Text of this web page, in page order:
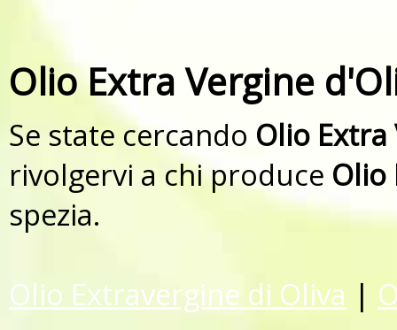
Olio Extra Vergine
Se state cercando Olio
rivolgervi a chi produce Olio
spezia.
Olio Extravergine di Oliva |